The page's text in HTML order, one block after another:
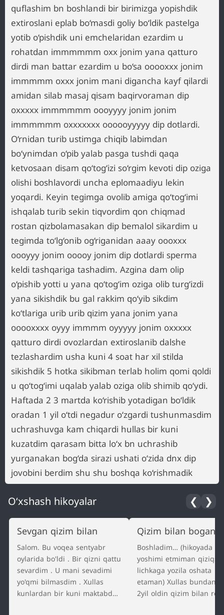
quflashim bn boshlandi bir birimizga yopishdik
extiroslani eplab bo‘masdi goliy bo‘ldik pastelga
yotib o‘pishdik uni emchelaridan ezardim u
rohatdan immmmmm oxx jonim yana qatturo
dirdi man battar ezardim u bo‘sa ooooxxx jonim
immmmm oxxx jonim mani digancha kayf qilardi
amidan silab masaj qisam baqirvoraman dip
oxxxxx immmmmm oooyyyy jonim jonim
immmmmm oxxxxxxx oooooyyyyy dip dotlardi.
O‘rnidan turib ustimga chiqib labimdan
bo‘ynimdan o‘pib yalab pasga tushdi qaqa
ketvosaan disam qo‘tog‘izi so‘rgim kevoti dip oziga
olishi boshlavordi uncha eplomaadiyu lekin
yoqardi. Keyin tegimga ovolib amiga qo‘tog‘imi
ishqalab turib sekin tiqvordim qon chiqmad
rostan qizbolamasakan dip bemalol sikardim u
tegimda to‘lg‘onib og‘riganidan aaay oooxxx
oooyyy jonim ooooy jonim dip dotlardi sperma
keldi tashqariga tashadim. Azgina dam olip
o‘pishib yotti u yana qo‘tog‘im oziga olib turg‘izdi
yana sikishdik bu gal rakkim qo‘yib sikdim
ko‘tlariga urib urib qizim yana jonim yana
ooooxxxx oyyy immmm oyyyyy jonim oxxxxx
qatturo dirdi ovozlardan extiroslanib dalshe
tezlashardim usha kuni 4 soat har xil stilda
sikishdik 5 hotka sikibman terlab holim qomi qoldi
u qo‘tog‘imi uqalab yalab oziga olib shimib qo‘ydi.
Haftada 2 3 martda ko‘rishib yotadigan bo‘ldik
oradan 1 yil o‘tdi negadur o‘zgardi tushunmasdim
uchrashuvga kam chiqardi hullas bir kuni
kuzatdim qarasam bitta lo‘x bn uchrashib
yurganakan bog‘da sirazi ushati o‘zida dnx dip
jovobini berdim shu shu boshqa ko‘rishmadik
O‘xshash hikoyalar ❮ ❯
Sevgan qizim bilan
Salom. Bu voqea sentyabr
oylarida bo'ldi . Bir qizni qattu
sevardim . U mani sevadimi
yo'qmi bilmasdim . Xullas
kunlardan bir kuni maktabda
Qizim bilan bogan
Boshladim… (hikoyada
yoshimi etmiman
lichkaga yozila oshata
etaman) Xullas bundan
2yil oldin qizim bilan